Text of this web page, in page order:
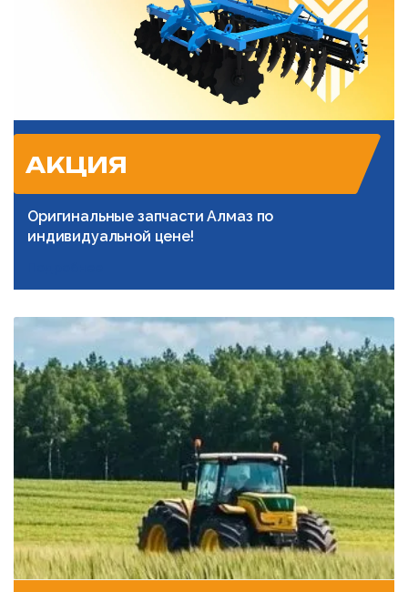
АКЦИЯ
Оригинальные запчасти Алмаз по
индивидуальной цене!